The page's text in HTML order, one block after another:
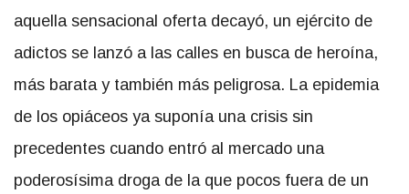
aquella sensacional oferta decayó, un ejército de
adictos se lanzó a las calles en busca de heroína,
más barata y también más peligrosa. La epidemia
de los opiáceos ya suponía una crisis sin
precedentes cuando entró al mercado una
poderosísima droga de la que pocos fuera de un